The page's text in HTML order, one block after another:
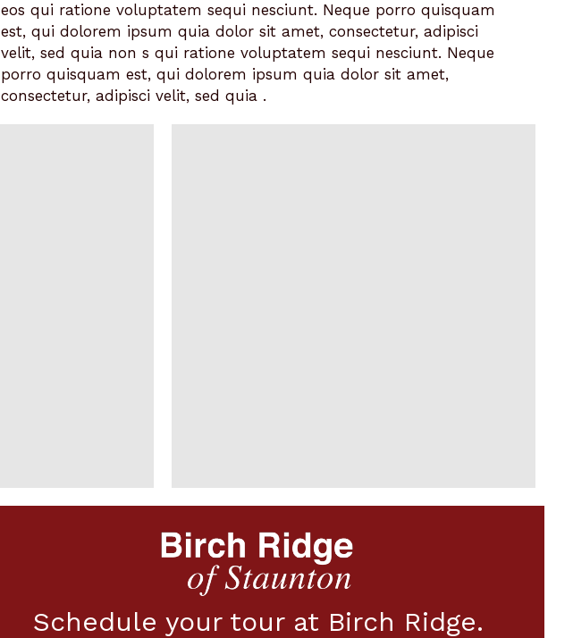
eos qui ratione voluptatem sequi nesciunt. Neque porro quisquam
est, qui dolorem ipsum quia dolor sit amet, consectetur, adipisci
velit, sed quia non s qui ratione voluptatem sequi nesciunt. Neque
porro quisquam est, qui dolorem ipsum quia dolor sit amet,
consectetur, adipisci velit, sed quia .
Schedule your tour at Birch Ridge.